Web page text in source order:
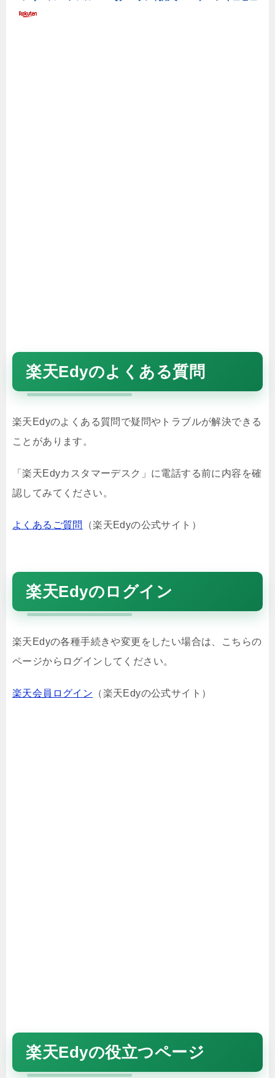
楽天Edyのよくある質問
楽天Edyのよくある質問で疑問やトラブルが解決できる
ことがあります。
「楽天Edyカスタマーデスク」に電話する前に内容を確
認してみてください。
よくあるご質問 （楽天Edyの公式サイト）
楽天Edyのログイン
楽天Edyの各種手続きや変更をしたい場合は、こちらの
ページからログインしてください。
楽天会員ログイン （楽天Edyの公式サイト）
楽天Edyの役立つページ